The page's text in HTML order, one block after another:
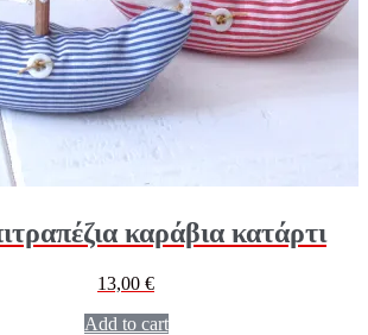
καράβια κατάρτι
13,00 €
Add to cart